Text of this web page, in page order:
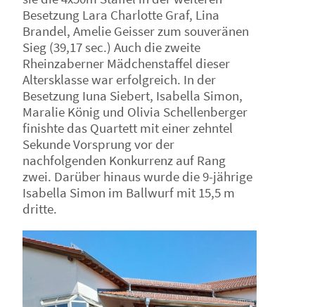
Besetzung Lara Charlotte Graf, Lina
Brandel, Amelie Geisser zum souveränen
Sieg (39,17 sec.) Auch die zweite
Rheinzaberner Mädchenstaffel dieser
Altersklasse war erfolgreich. In der
Besetzung Iuna Siebert, Isabella Simon,
Maralie König und Olivia Schellenberger
finishte das Quartett mit einer zehntel
Sekunde Vorsprung vor der
nachfolgenden Konkurrenz auf Rang
zwei. Darüber hinaus wurde die 9-jährige
Isabella Simon im Ballwurf mit 15,5 m
dritte.